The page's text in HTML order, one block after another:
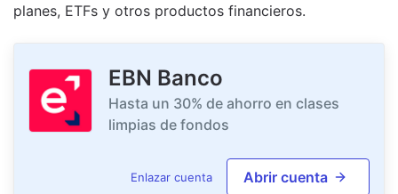
planes, ETFs y otros productos financieros.
EBN Banco
Hasta un 30% de ahorro en clases
limpias de fondos
Enlazar cuenta Abrir cuenta